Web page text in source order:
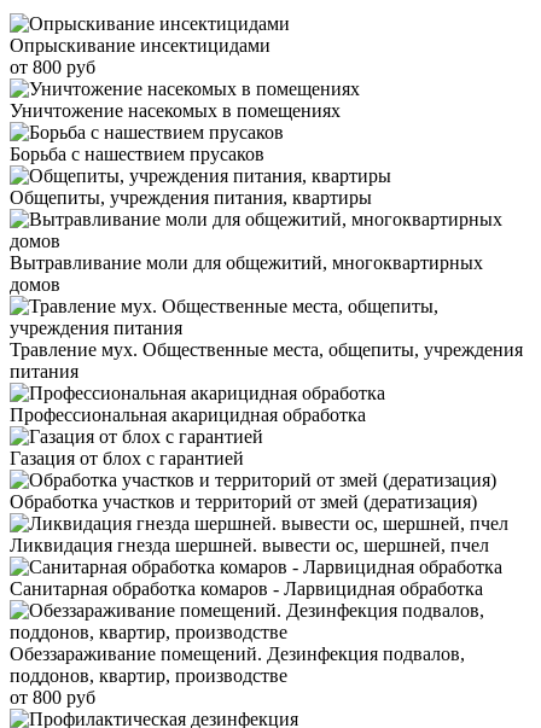
Опрыскивание инсектицидами
от 800 руб
Уничтожение насекомых в помещениях
Борьба с нашествием прусаков
Общепиты, учреждения питания, квартиры
Вытравливание моли для общежитий, многоквартирных
домов
Травление мух. Общественные места, общепиты, учреждения
питания
Профессиональная акарицидная обработка
Газация от блох с гарантией
Обработка участков и территорий от змей (дератизация)
Ликвидация гнезда шершней. вывести ос, шершней, пчел
Санитарная обработка комаров - Ларвицидная обработка
Обеззараживание помещений. Дезинфекция подвалов,
поддонов, квартир, производстве
от 800 руб